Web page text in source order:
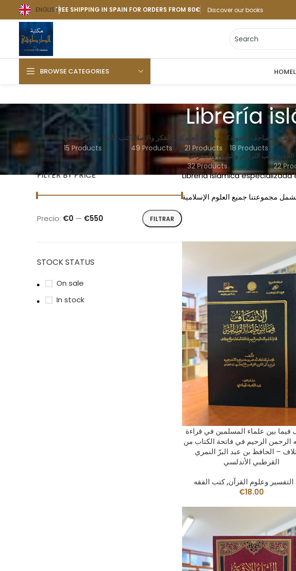
ENGLISHFREE SHIPPING IN SPAIN FOR ORDERS FROM 80€ Discover our books
BROWSE CATEGORIES HOME
Librería
كتب الأدب وشعر العربي
15 Products
كتب الفكر والإصلاح
49 Products
كتب طالب العلم
21 Products
و مصاحف التجويد
18 Products
كتب التراجم والتاريخ والجغرافيا
32 Products
22
FILTER BY PRICE
FILTRAR
Precio: €0 — €550
STOCK STATUS
On sale
In stock
Librería islámica
مجموعتنا جميع العلوم الإسلامية
AÑADIR AL CARRITO
فيما بين علماء المسلمين في قراءة
الرحمن الرحيم في فاتحة الكتاب من
– الحافظ بن عبد البرّ النمري
القرطبي الأندلسي
وعلوم القرآن,كتب الفقه
€18.00